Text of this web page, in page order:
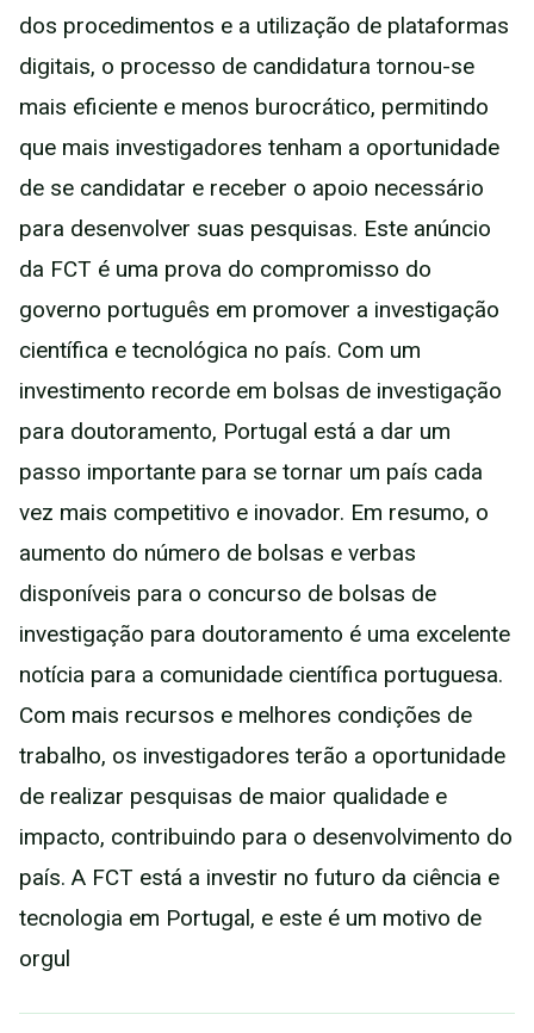
dos procedimentos e a utilização de plataformas
digitais, o processo de candidatura tornou-se
mais eficiente e menos burocrático, permitindo
que mais investigadores tenham a oportunidade
de se candidatar e receber o apoio necessário
para desenvolver suas pesquisas. Este anúncio
da FCT é uma prova do compromisso do
governo português em promover a investigação
científica e tecnológica no país. Com um
investimento recorde em bolsas de investigação
para doutoramento, Portugal está a dar um
passo importante para se tornar um país cada
vez mais competitivo e inovador. Em resumo, o
aumento do número de bolsas e verbas
disponíveis para o concurso de bolsas de
investigação para doutoramento é uma excelente
notícia para a comunidade científica portuguesa.
Com mais recursos e melhores condições de
trabalho, os investigadores terão a oportunidade
de realizar pesquisas de maior qualidade e
impacto, contribuindo para o desenvolvimento do
país. A FCT está a investir no futuro da ciência e
tecnologia em Portugal, e este é um motivo de
orgul